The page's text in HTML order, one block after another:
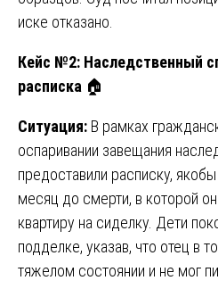
иске отказано.
Кейс №2: Наследственный
расписка 🏠
Ситуация: В рамках
оспаривании завещания
предоставили расписку,
месяц до смерти, в которой
квартиру на сиделку. Дети
подделке, указав, что отец в
тяжелом состоянии и не мог